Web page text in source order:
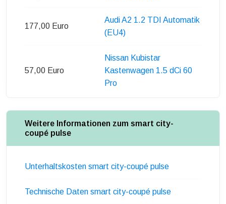
177,00 Euro
Audi A2 1.2 TDI Automatik
(EU4)
57,00 Euro
Nissan Kubistar
Kastenwagen 1.5 dCi 60
Pro
Weitere Informationen zum smart city-
coupé pulse
Unterhaltskosten smart city-coupé pulse
Technische Daten smart city-coupé pulse